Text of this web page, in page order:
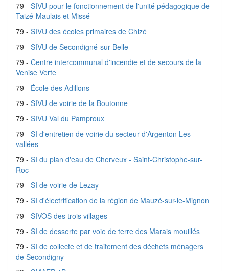
79 - SIVU pour le fonctionnement de l'unité pédagogique de
Taizé-Maulais et Missé
79 - SIVU des écoles primaires de Chizé
79 - SIVU de Secondigné-sur-Belle
79 - Centre intercommunal d'incendie et de secours de la
Venise Verte
79 - École des Adillons
79 - SIVU de voirie de la Boutonne
79 - SIVU Val du Pamproux
79 - SI d'entretien de voirie du secteur d'Argenton Les
vallées
79 - SI du plan d'eau de Cherveux - Saint-Christophe-sur-
Roc
79 - SI de voirie de Lezay
79 - SI d'électrification de la région de Mauzé-sur-le-Mignon
79 - SIVOS des trois villages
79 - SI de desserte par voie de terre des Marais mouillés
79 - SI de collecte et de traitement des déchets ménagers
de Secondigny